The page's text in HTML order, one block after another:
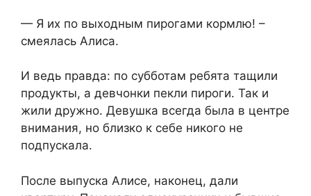
— Я их по выходным пирогами кормлю! –
смеялась Алиса.
И ведь правда: по субботам ребята тащили
продукты, а девчонки пекли пироги. Так и
жили дружно. Девушка всегда была в центре
внимания, но близко к себе никого не
подпускала.
После выпуска Алисе, наконец, дали